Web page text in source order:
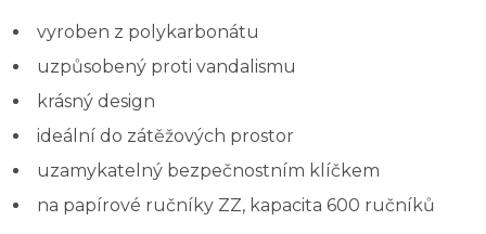
vyroben z polykarbonátu
uzpůsobený proti vandalismu
krásný design
ideální do zátěžových prostor
uzamykatelný bezpečnostním klíčkem
na papírové ručníky ZZ, kapacita 600 ručníků